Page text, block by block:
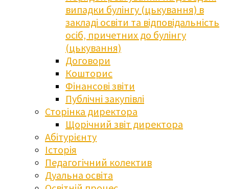
випадки булінгу (цькування) в
закладі освіти та відповідальність
осіб, причетних до булінгу
(цькування)
Договори
Кошторис
Фінансові звіти
Публічні закупівлі
Сторінка директора
Щорічний звіт директора
Абітурієнту
Історія
Педагогічний колектив
Дуальна освіта